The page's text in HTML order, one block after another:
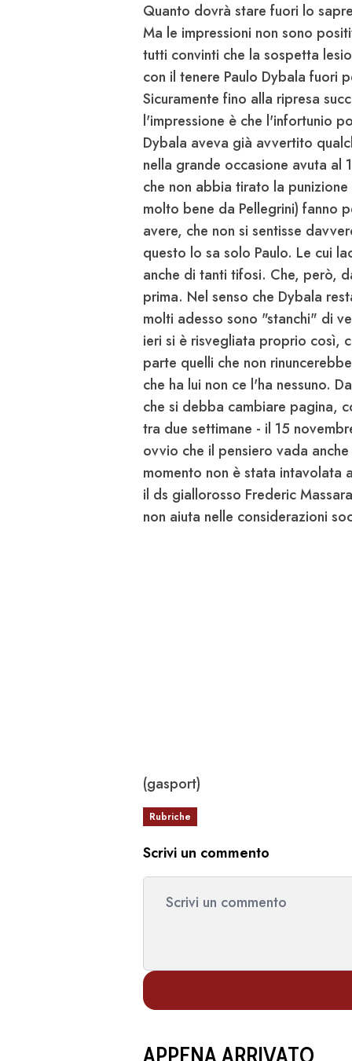
Quanto dovrà stare fuori lo
Ma le impressioni non sono
tutti convinti che la sospetta
con il tenere Paulo Dybala fuori
Sicuramente fino alla ripresa
l'impressione è che l'infortunio
Dybala aveva già avvertito
nella grande occasione avuta
che non abbia tirato la
molto bene da Pellegrini) fanno
avere, che non si sentisse
questo lo sa solo Paulo. Le cui
anche di tanti tifosi. Che, però,
prima. Nel senso che Dybala
molti adesso sono "stanchi" di
ieri si è risvegliata proprio così,
parte quelli che non
che ha lui non ce l'ha nessuno.
che si debba cambiare pagina,
tra due settimane - il 15
ovvio che il pensiero vada
momento non è stata
il ds giallorosso FredericMassara
non aiuta nelle considerazioni
(gasport)
Rubriche
Scrivi un commento
APPENA ARRIVATO